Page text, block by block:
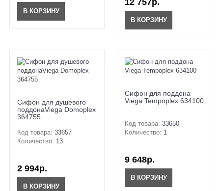
В КОРЗИНУ
12 757р.
В КОРЗИНУ
Сифон для душевого
поддонаViega Domoplex
364755
Код товара: 33657
Количество: 13
2 994р.
В КОРЗИНУ
Сифон для поддона
Viega Tempoplex 634100
Код товара: 33650
Количество: 1
9 648р.
В КОРЗИНУ